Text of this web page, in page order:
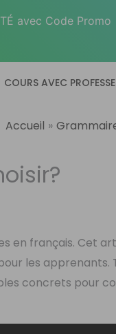
COURS AVEC
Accueil
en français. Cet
les apprenants.
concrets pour
avec Code Promo